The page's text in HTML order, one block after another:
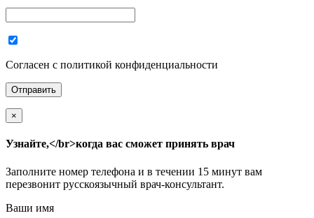
Согласен с политикой конфиденциальности
×
Узнайте,</br>когда вас сможет принять врач
Заполните номер телефона и в течении 15 минут вам
перезвонит русскоязычный врач-консультант.
Ваши имя